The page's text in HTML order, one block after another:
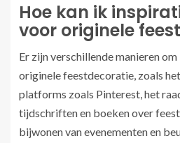
Hoe kan ik
voor originele
Er zijn verschillende manieren
originele feestdecoratie, zoals
platforms zoals Pinterest, het
tijdschriften en boeken over
bijwonen van evenementen en